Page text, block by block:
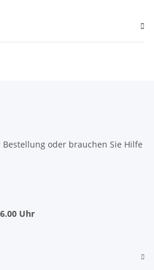
Bestellung oder brauchen Sie Hilfe
Uhr